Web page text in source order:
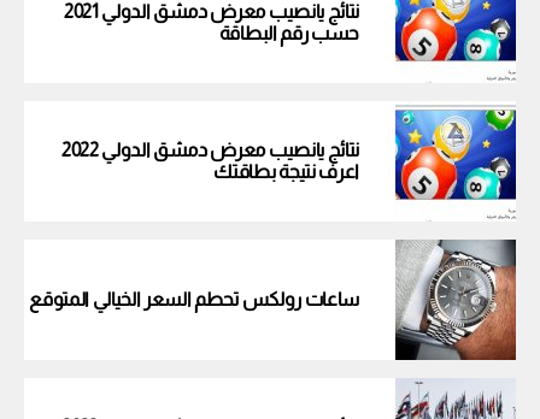
نتائج يانصيب معرض دمشق الدولي 2021
حسب رقم البطاقة
نتائج يانصيب معرض دمشق الدولي 2022
اعرف نتيجة بطاقتك
ساعات رولكس تحطم السعر الخيالي المتوقع